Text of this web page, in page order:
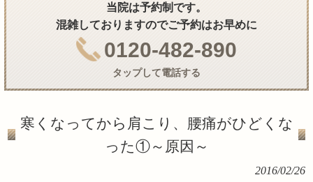
当院は予約制です。
混雑しておりますのでご予約はお早めに
0120-482-890
タップして電話する
寒くなってから肩こり、腰痛がひどくな
った①～原因～
2016/02/26